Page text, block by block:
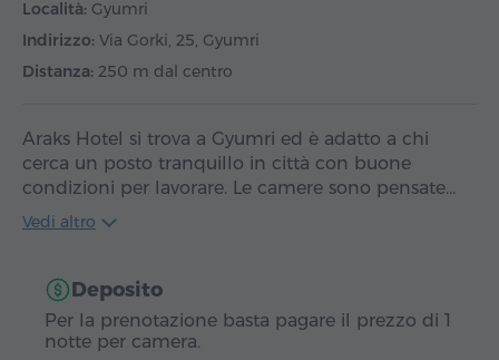
Località: Gyumri
Indirizzo: Via Gorki, 25, Gyumri
Distanza: 250 m dal centro
Araks Hotel si trova a Gyumri ed è adatto a chi
cerca un posto tranquillo in città con buone
condizioni per lavorare. Le camere sono pensate…
Vedi altro
Deposito
Per la prenotazione basta pagare il prezzo di 1
notte per camera.